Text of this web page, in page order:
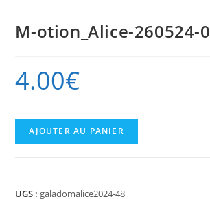
M-otion_Alice-260524-
4.00€
quantité
de
260524-
AJOUTER AU PANIER
UGS : galadomalice2024-48